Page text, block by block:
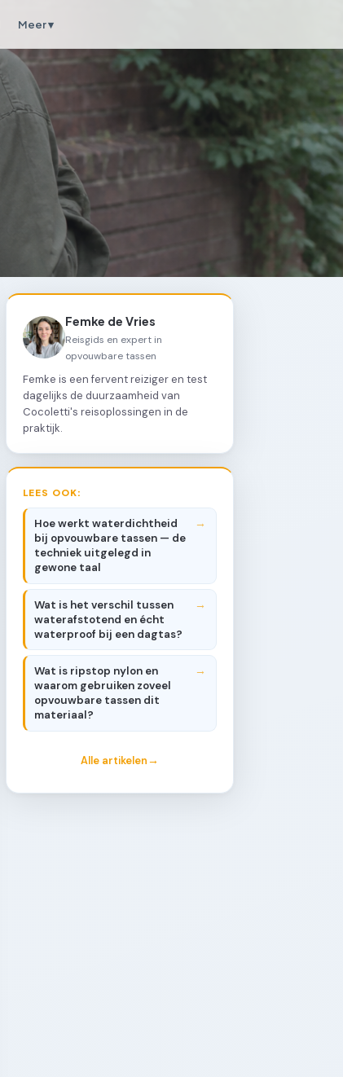
Meer ▾
Femke de Vries
Reisgids en expert in
opvouwbare tassen
Femke is een fervent reiziger en test
dagelijks de duurzaamheid van
Cocoletti's reisoplossingen in de
praktijk.
LEES OOK:
Hoe werkt waterdichtheid
bij opvouwbare tassen — de
techniek uitgelegd in
gewone taal
Wat is het verschil tussen
waterafstotend en écht
waterproof bij een dagtas?
Wat is ripstop nylon en
waarom gebruiken zoveel
opvouwbare tassen dit
materiaal?
Alle artikelen